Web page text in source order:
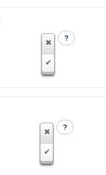
?
?